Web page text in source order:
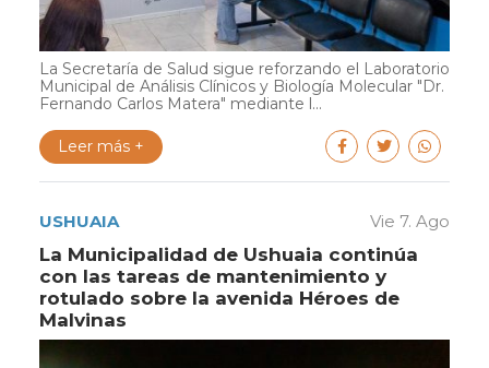
La Secretaría de Salud sigue reforzando el Laboratorio
Municipal de Análisis Clínicos y Biología Molecular "Dr.
Fernando Carlos Matera" mediante l...
Leer más +
USHUAIA Vie 7. Ago
La Municipalidad de Ushuaia continúa
con las tareas de mantenimiento y
rotulado sobre la avenida Héroes de
Malvinas